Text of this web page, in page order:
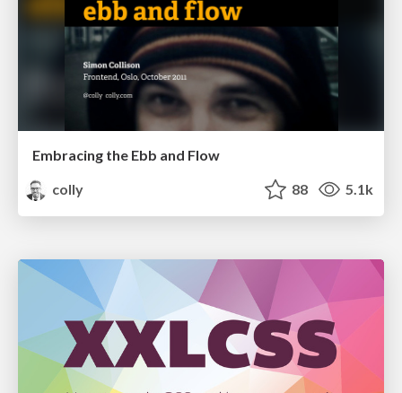
Embracing the Ebb and Flow
colly
88 5.1k